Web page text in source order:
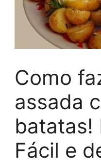
Como
assada
batatas!
Fácil e